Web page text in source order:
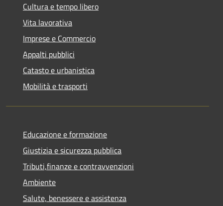
Cultura e tempo libero
Vita lavorativa
Imprese e Commercio
Appalti pubblici
Catasto e urbanistica
Mobilità e trasporti
Educazione e formazione
Giustizia e sicurezza pubblica
Tributi,finanze e contravvenzioni
Ambiente
Salute, benessere e assistenza